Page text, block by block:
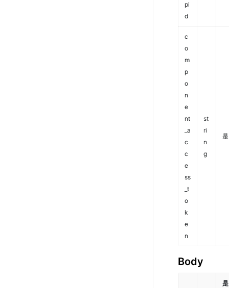
pi
d
c
o
m
p
o
n
e
nt
_a
c
c
e
ss
_t
o
k
e
n
st
ri
n
g
是
Body
是